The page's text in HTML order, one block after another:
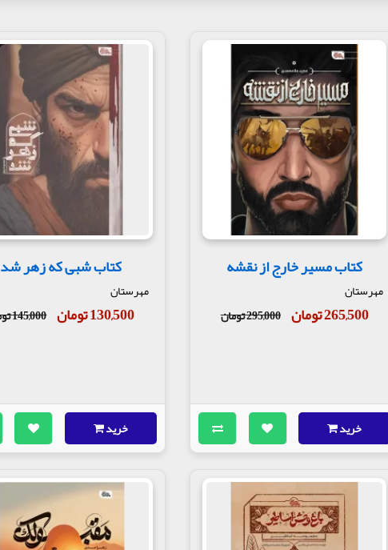
کتاب مسیر خارج از نقشه
مهرستان
265,500 تومان 295,000 تومان
خرید
کتاب شبی که زهر شد
مهرستان
130,500 تومان 145,000 تومان
خرید